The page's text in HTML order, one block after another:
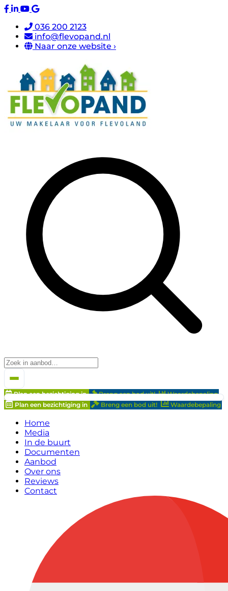
036 200 2123
info@flevopand.nl
Naar onze website ›
Plan een bezichtiging in Breng een bod uit!
Waardebepaling
Plan een bezichtiging in
Breng een bod uit! Waardebepaling
Home
Media
In de buurt
Documenten
Aanbod
Over ons
Reviews
Contact